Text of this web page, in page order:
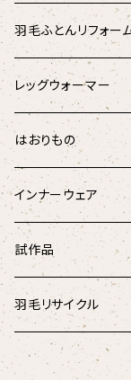
パラリンアート
スウェード
チェック柄
ドット柄
和柄
デニム
マスク用ひも
羽根のベッドパッド
羽根枕
羽毛掛けふとん
羽毛ふとんリフォー
レッグウォーマー
はおりもの
はんてん
インナーウェア
ペチコート
腹巻き
試作品
羽毛リサイクル